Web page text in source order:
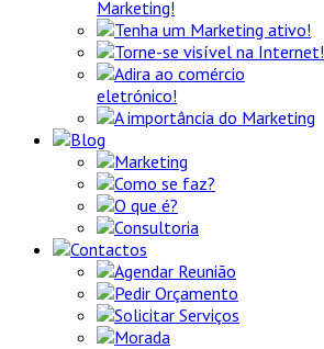
Marketing!
Tenha um Marketing ativo!
Torne-se visível na Internet!
Adira ao comércio
eletrónico!
A importância do Marketing
Blog
Marketing
Como se faz?
O que é?
Consultoria
Contactos
Agendar Reunião
Pedir Orçamento
Solicitar Serviços
Morada